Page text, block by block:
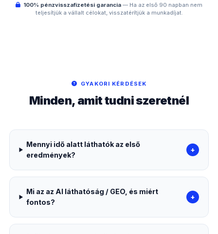
100% pénzvisszafizetési garancia — Ha az első 90 napban nem
teljesítjük a vállalt célokat, visszatérítjük a munkadíjat.
GYAKORI KÉRDÉSEK
Minden, amit tudni szeretnél
Mennyi idő alatt láthatók az első
eredmények?
+
Mi az az AI láthatóság / GEO, és miért
fontos?
+